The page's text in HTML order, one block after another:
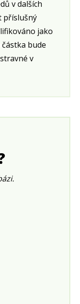
v dalších
příslušný
jako
bude
v